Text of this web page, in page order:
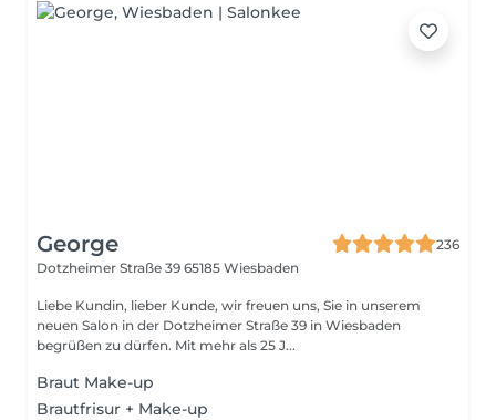
George
236
Dotzheimer Straße 39 65185 Wiesbaden
Liebe Kundin, lieber Kunde, wir freuen uns, Sie in unserem
neuen Salon in der Dotzheimer Straße 39 in Wiesbaden
begrüßen zu dürfen. Mit mehr als 25 J...
Braut Make-up
Brautfrisur + Make-up